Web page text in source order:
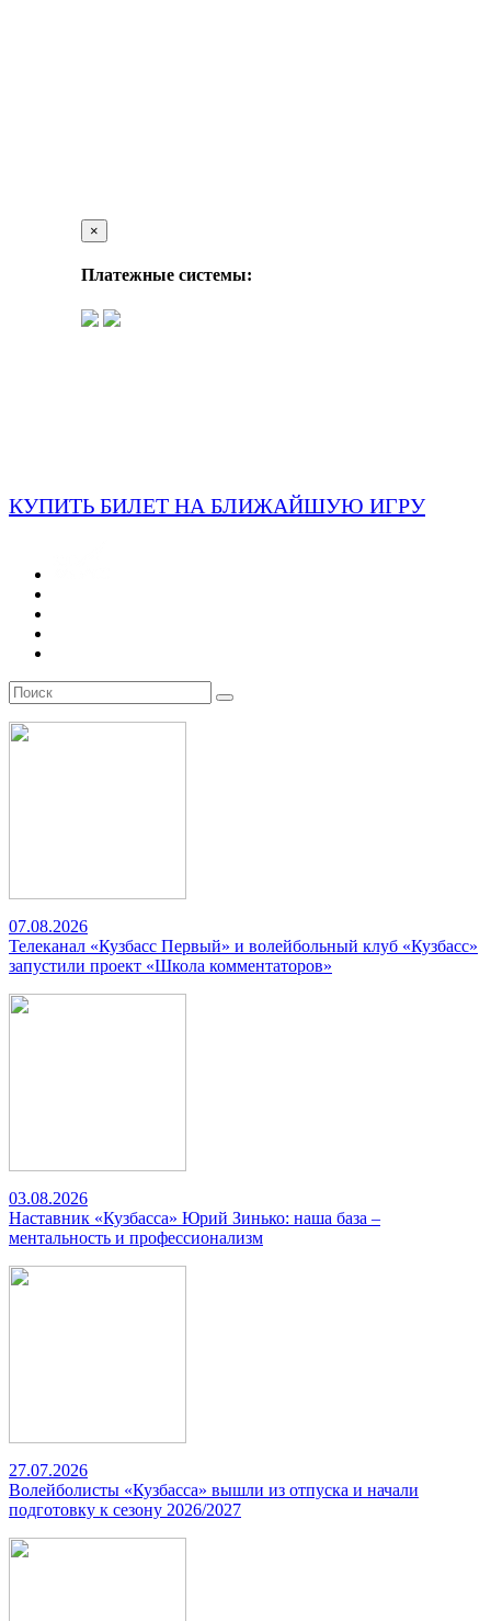
×
Платежные системы:
КУПИТЬ БИЛЕТ НА БЛИЖАЙШУЮ ИГРУ
07.08.2026
Телеканал «Кузбасс Первый» и волейбольный клуб «Кузбасс»
запустили проект «Школа комментаторов»
03.08.2026
Наставник «Кузбасса» Юрий Зинько: наша база –
ментальность и профессионализм
27.07.2026
Волейболисты «Кузбасса» вышли из отпуска и начали
подготовку к сезону 2026/2027